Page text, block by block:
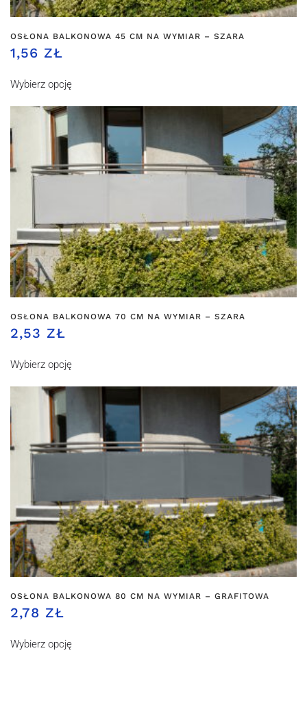
OSŁONA BALKONOWA 45 CM NA WYMIAR – SZARA
1,56 ZŁ
Wybierz opcję
OSŁONA BALKONOWA 70 CM NA WYMIAR – SZARA
2,53 ZŁ
Wybierz opcję
OSŁONA BALKONOWA 80 CM NA WYMIAR – GRAFITOWA
2,78 ZŁ
Wybierz opcję